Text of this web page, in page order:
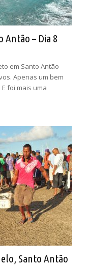
Antão – Dia 8
em Santo Antão
Apenas um bem
foi mais uma
Santo Antão